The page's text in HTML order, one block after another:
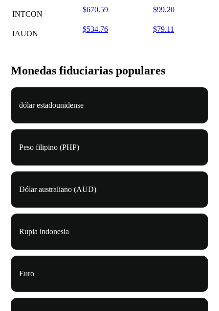
INTCON
$670.59 $99.20
IAUON
$534.76 $79.11
Monedas fiduciarias populares
dólar estadounidense
Peso filipino (PHP)
Dólar australiano (AUD)
Rupia indonesia
Euro